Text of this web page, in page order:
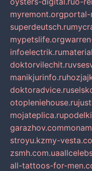
myremont.orgportal-
superdeutsch.ru
mypetslife.org
infoelectrik.ru
doktorvilechit.ru
manikjurinfo.ru
doktoradvice.ru
otopleniehouse.ru
mojateplica.ru
garazhov.com
stroyu.kzmy-
zsmh.com.ua
all-tattoos-for-